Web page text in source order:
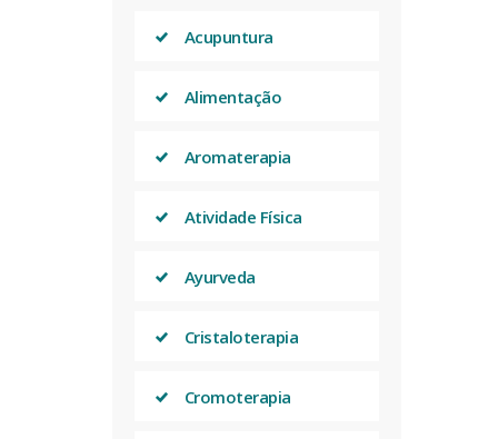
Acupuntura
Alimentação
Aromaterapia
Atividade Física
Ayurveda
Cristaloterapia
Cromoterapia